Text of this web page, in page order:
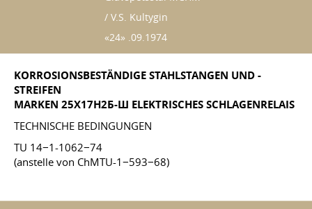
/ V.S. Kultygin
«24» .09.1974
KORROSIONSBESTÄNDIGE STAHLSTANGEN UND -
STREIFEN
MARKEN 25Х17Н2Б-Ш ELEKTRISCHES SCHLAGENRELAIS
TECHNISCHE BEDINGUNGEN
TU 14−1-1062−74
(anstelle von ChMTU-1−593−68)